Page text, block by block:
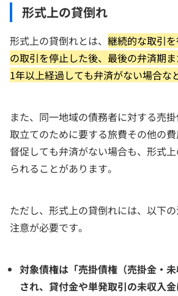
形式上の貸倒れ
形式上の貸倒れとは、 継続的な取引
の取引を停止した後、最後の弁済期
1年以上経過しても弁済がない場合な
また、同一地域の債務者に対する売
取立てのために要する旅費その他の
督促しても弁済がない場合も、形式
られることがあります。
ただし、形式上の貸倒れには、以下の
注意が必要です。
対象債権は「売掛債権（売掛金・
され、貸付金や単発取引の未収入